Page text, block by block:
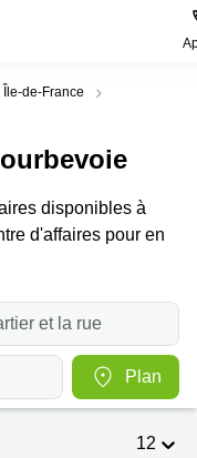
Île-de-France
disponibles à
d'affaires pour en
Plan
12